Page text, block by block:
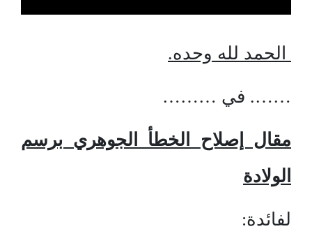
الحمد لله وحده.
……. في ………
مقال إصلاح الخطأ الجوهري برسم
الولادة
لفائدة: